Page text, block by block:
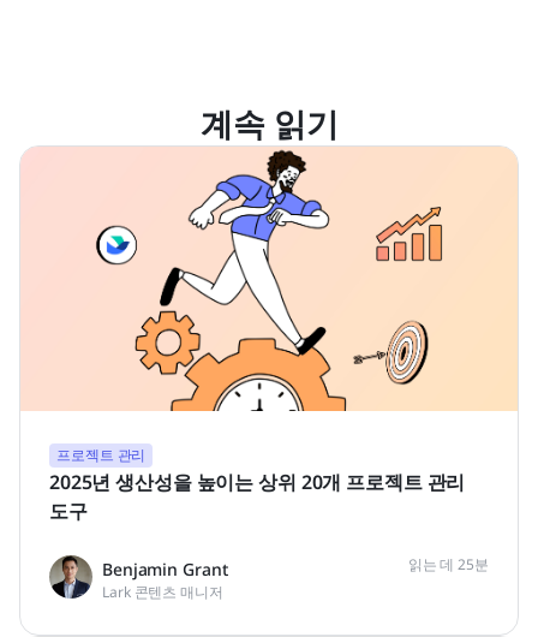
계속 읽기
프로젝트 관리
2025년 생산성을 높이는 상위 20개 프로젝트 관리
도구
Benjamin Grant
Lark 콘텐츠 매니저
읽는 데 25분